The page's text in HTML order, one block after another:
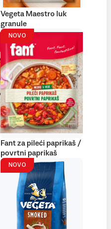
Vegeta Maestro luk
granule
NOVO
Fant za pileći paprikaš /
povrtni paprikaš
NOVO